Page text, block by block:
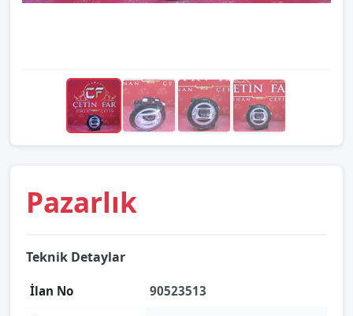
Pazarlık
Teknik Detaylar
İlan No 90523513